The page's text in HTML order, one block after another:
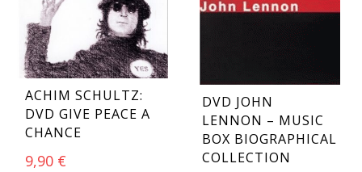
ACHIM SCHULTZ:
DVD GIVE PEACE A
CHANCE
9,90 €
DVD JOHN
LENNON – MUSIC
BOX BIOGRAPHICAL
COLLECTION